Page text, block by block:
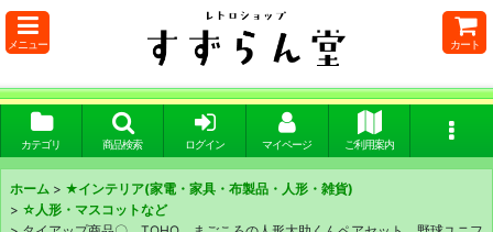
メニュー カート
カテゴリ 商品検索 ログイン マイページ ご利用案内
ホーム > ★インテリア(家電・家具・布製品・人形・雑貨)
> ☆人形・マスコットなど